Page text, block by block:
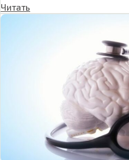
Читать